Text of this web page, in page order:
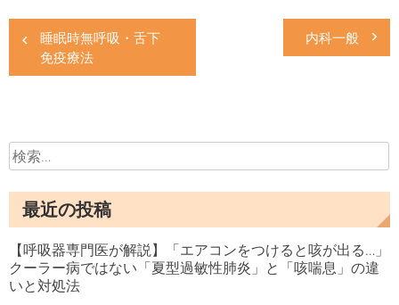
投
稿
ナ
ゲ
ー
シ
ョ
ン
睡眠時無呼吸・舌下
免疫療法
内科一般
検
索:
最近の投稿
【呼吸器専門医が解説】「エアコンをつけると咳が出る…」
クーラー病ではない「夏型過敏性肺炎」と「咳喘息」の違
いと対処法